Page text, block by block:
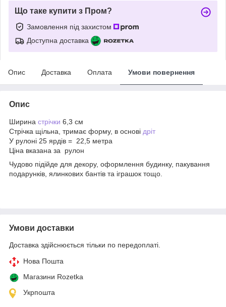
Що таке купити з Пром?
Замовлення під захистом
Доступна доставка
Опис Доставка Оплата Умови повернення
Опис
Ширина стрічки 6,3 см
Стрічка щільна, тримає форму, в основі дріт
У рулоні 25 ярдів = 22,5 метра
Ціна вказана за рулон
Чудово підійде для декору, оформлення будинку, пакування
подарунків, ялинкових бантів та іграшок тощо.
Умови доставки
Доставка здійснюється тільки по передоплаті.
Нова Пошта
Магазини Rozetka
Укрпошта